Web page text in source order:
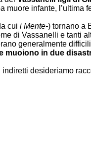
infante,
cui i Mente-) tornano a
di Vassanelli e tanti
generalmente
muoiono in due
desideriamo